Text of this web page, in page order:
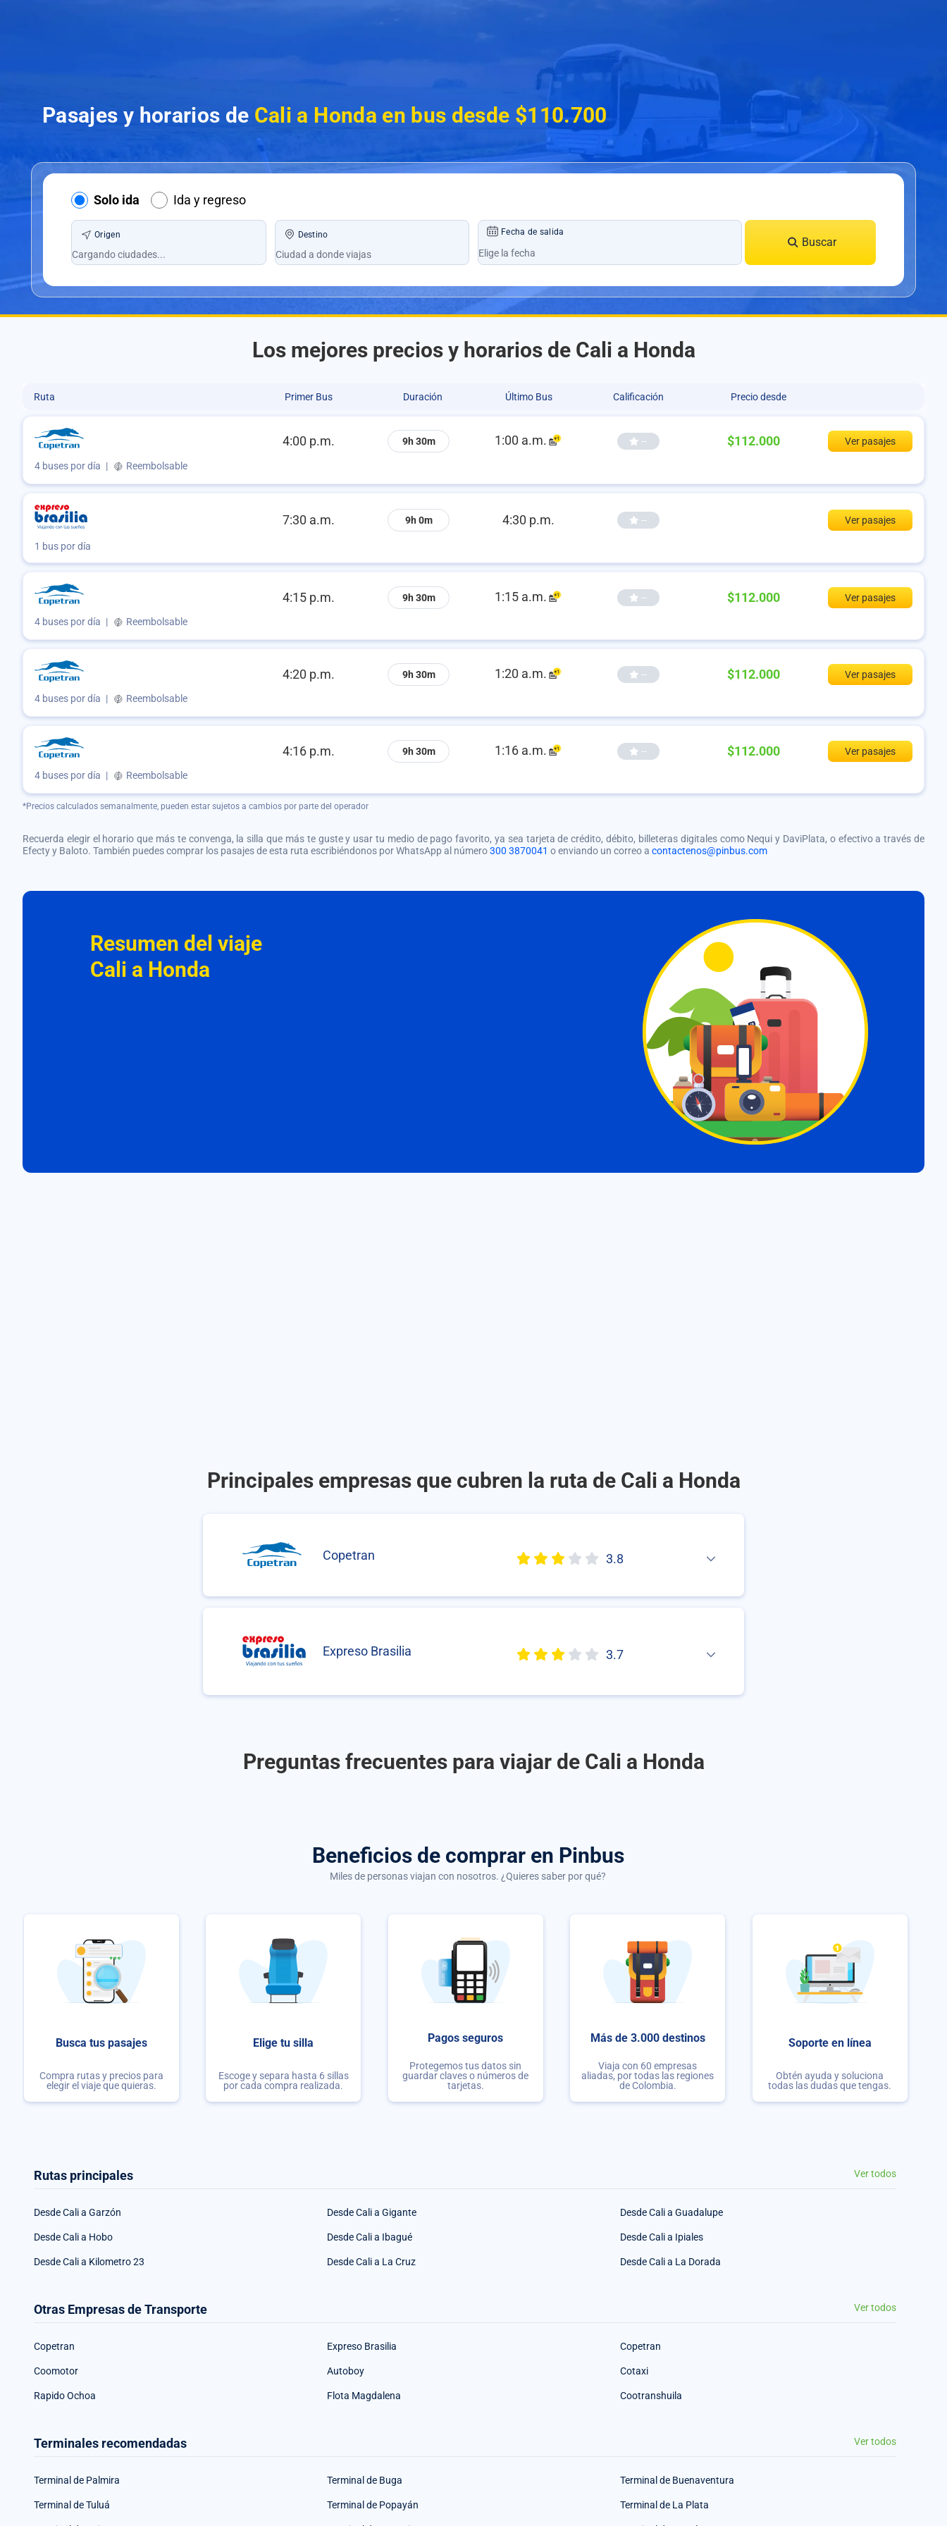
Pasajes y horarios de Cali a Honda en bus desde $110.700
Solo ida Ida y regreso
Origen Destino Fecha de salida
Buscar
Los mejores precios y horarios de Cali a Honda
Ruta Primer Bus Duración Último Bus Calificación Precio desde
4:00 p.m. 9h 30m 1:00 a.m. -- $112.000 Ver pasajes
4 buses por día | Reembolsable
7:30 a.m. 9h 0m 4:30 p.m. -- Ver pasajes
1 bus por día
4:15 p.m. 9h 30m 1:15 a.m. -- $112.000 Ver pasajes
4 buses por día | Reembolsable
4:20 p.m. 9h 30m 1:20 a.m. -- $112.000 Ver pasajes
4 buses por día | Reembolsable
4:16 p.m. 9h 30m 1:16 a.m. -- $112.000 Ver pasajes
4 buses por día | Reembolsable
*Precios calculados semanalmente, pueden estar sujetos a cambios por parte del operador
Recuerda elegir el horario que más te convenga, la silla que más te guste y usar tu medio de pago favorito, ya sea tarjeta de crédito, débito, billeteras digitales como Nequi y DaviPlata, o efectivo a través de
Efecty y Baloto. También puedes comprar los pasajes de esta ruta escribiéndonos por WhatsApp al número300 3870041 o enviando un correo a contactenos@pinbus.com
Resumen del viaje
Cali a Honda
Principales empresas que cubren la ruta de Cali a Honda
Copetran 3.8
Expreso Brasilia 3.7
Preguntas frecuentes para viajar de Cali a Honda
Beneficios de comprar en Pinbus
Miles de personas viajan con nosotros. ¿Quieres saber por qué?
Busca tus pasajes
Compra rutas y precios para
elegir el viaje que quieras.
Elige tu silla
Escoge y separa hasta 6 sillas
por cada compra realizada.
Pagos seguros
Protegemos tus datos sin
guardar claves o números de
tarjetas.
Más de 3.000 destinos
Viaja con 60 empresas
aliadas, por todas las regiones
de Colombia.
Soporte en línea
Obtén ayuda y soluciona
todas las dudas que tengas.
Rutas principales Ver todos
Desde Cali a Garzón Desde Cali a Gigante Desde Cali a Guadalupe
Desde Cali a Hobo Desde Cali a Ibagué Desde Cali a Ipiales
Desde Cali a Kilometro 23 Desde Cali a La Cruz Desde Cali a La Dorada
Otras Empresas de Transporte Ver todos
Copetran Expreso Brasilia Copetran
Coomotor Autoboy Cotaxi
Rapido Ochoa Flota Magdalena Cootranshuila
Terminales recomendadas Ver todos
Terminal de Palmira Terminal de Buga Terminal de Buenaventura
Terminal de Tuluá Terminal de Popayán Terminal de La Plata